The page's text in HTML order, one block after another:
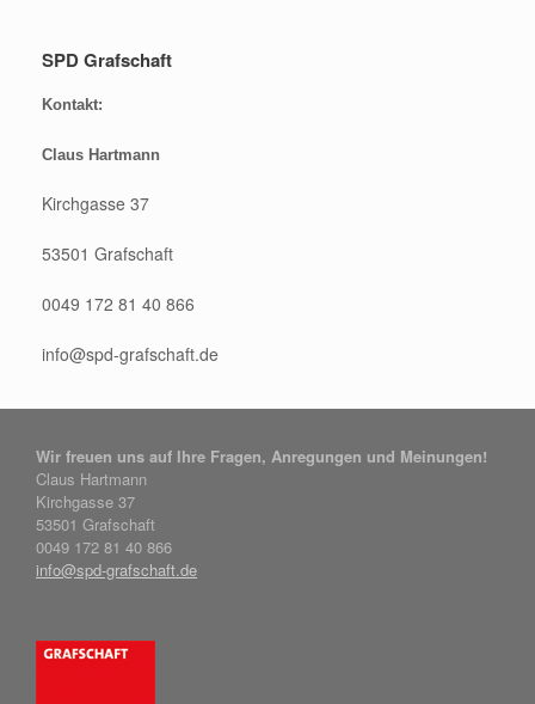
SPD Grafschaft
Kontakt:
Claus Hartmann
Kirchgasse 37
53501 Grafschaft
0049 172 81 40 866
info@spd-grafschaft.de
Wir freuen uns auf Ihre Fragen, Anregungen und Meinungen!
Claus Hartmann
Kirchgasse 37
53501 Grafschaft
0049 172 81 40 866
info@spd-grafschaft.de